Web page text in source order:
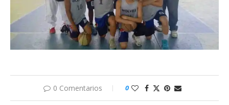
0 Comentarios 0